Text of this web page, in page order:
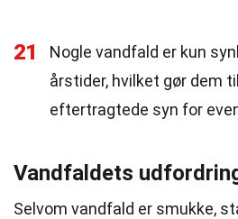
21
Nogle vandfald er kun
årstider, hvilket gør dem
eftertragtede syn for
Vandfaldets
Selvom vandfald er smukke,